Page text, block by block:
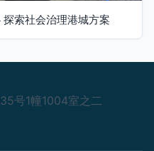
索社会治理港城方案
号1幢1004室之二